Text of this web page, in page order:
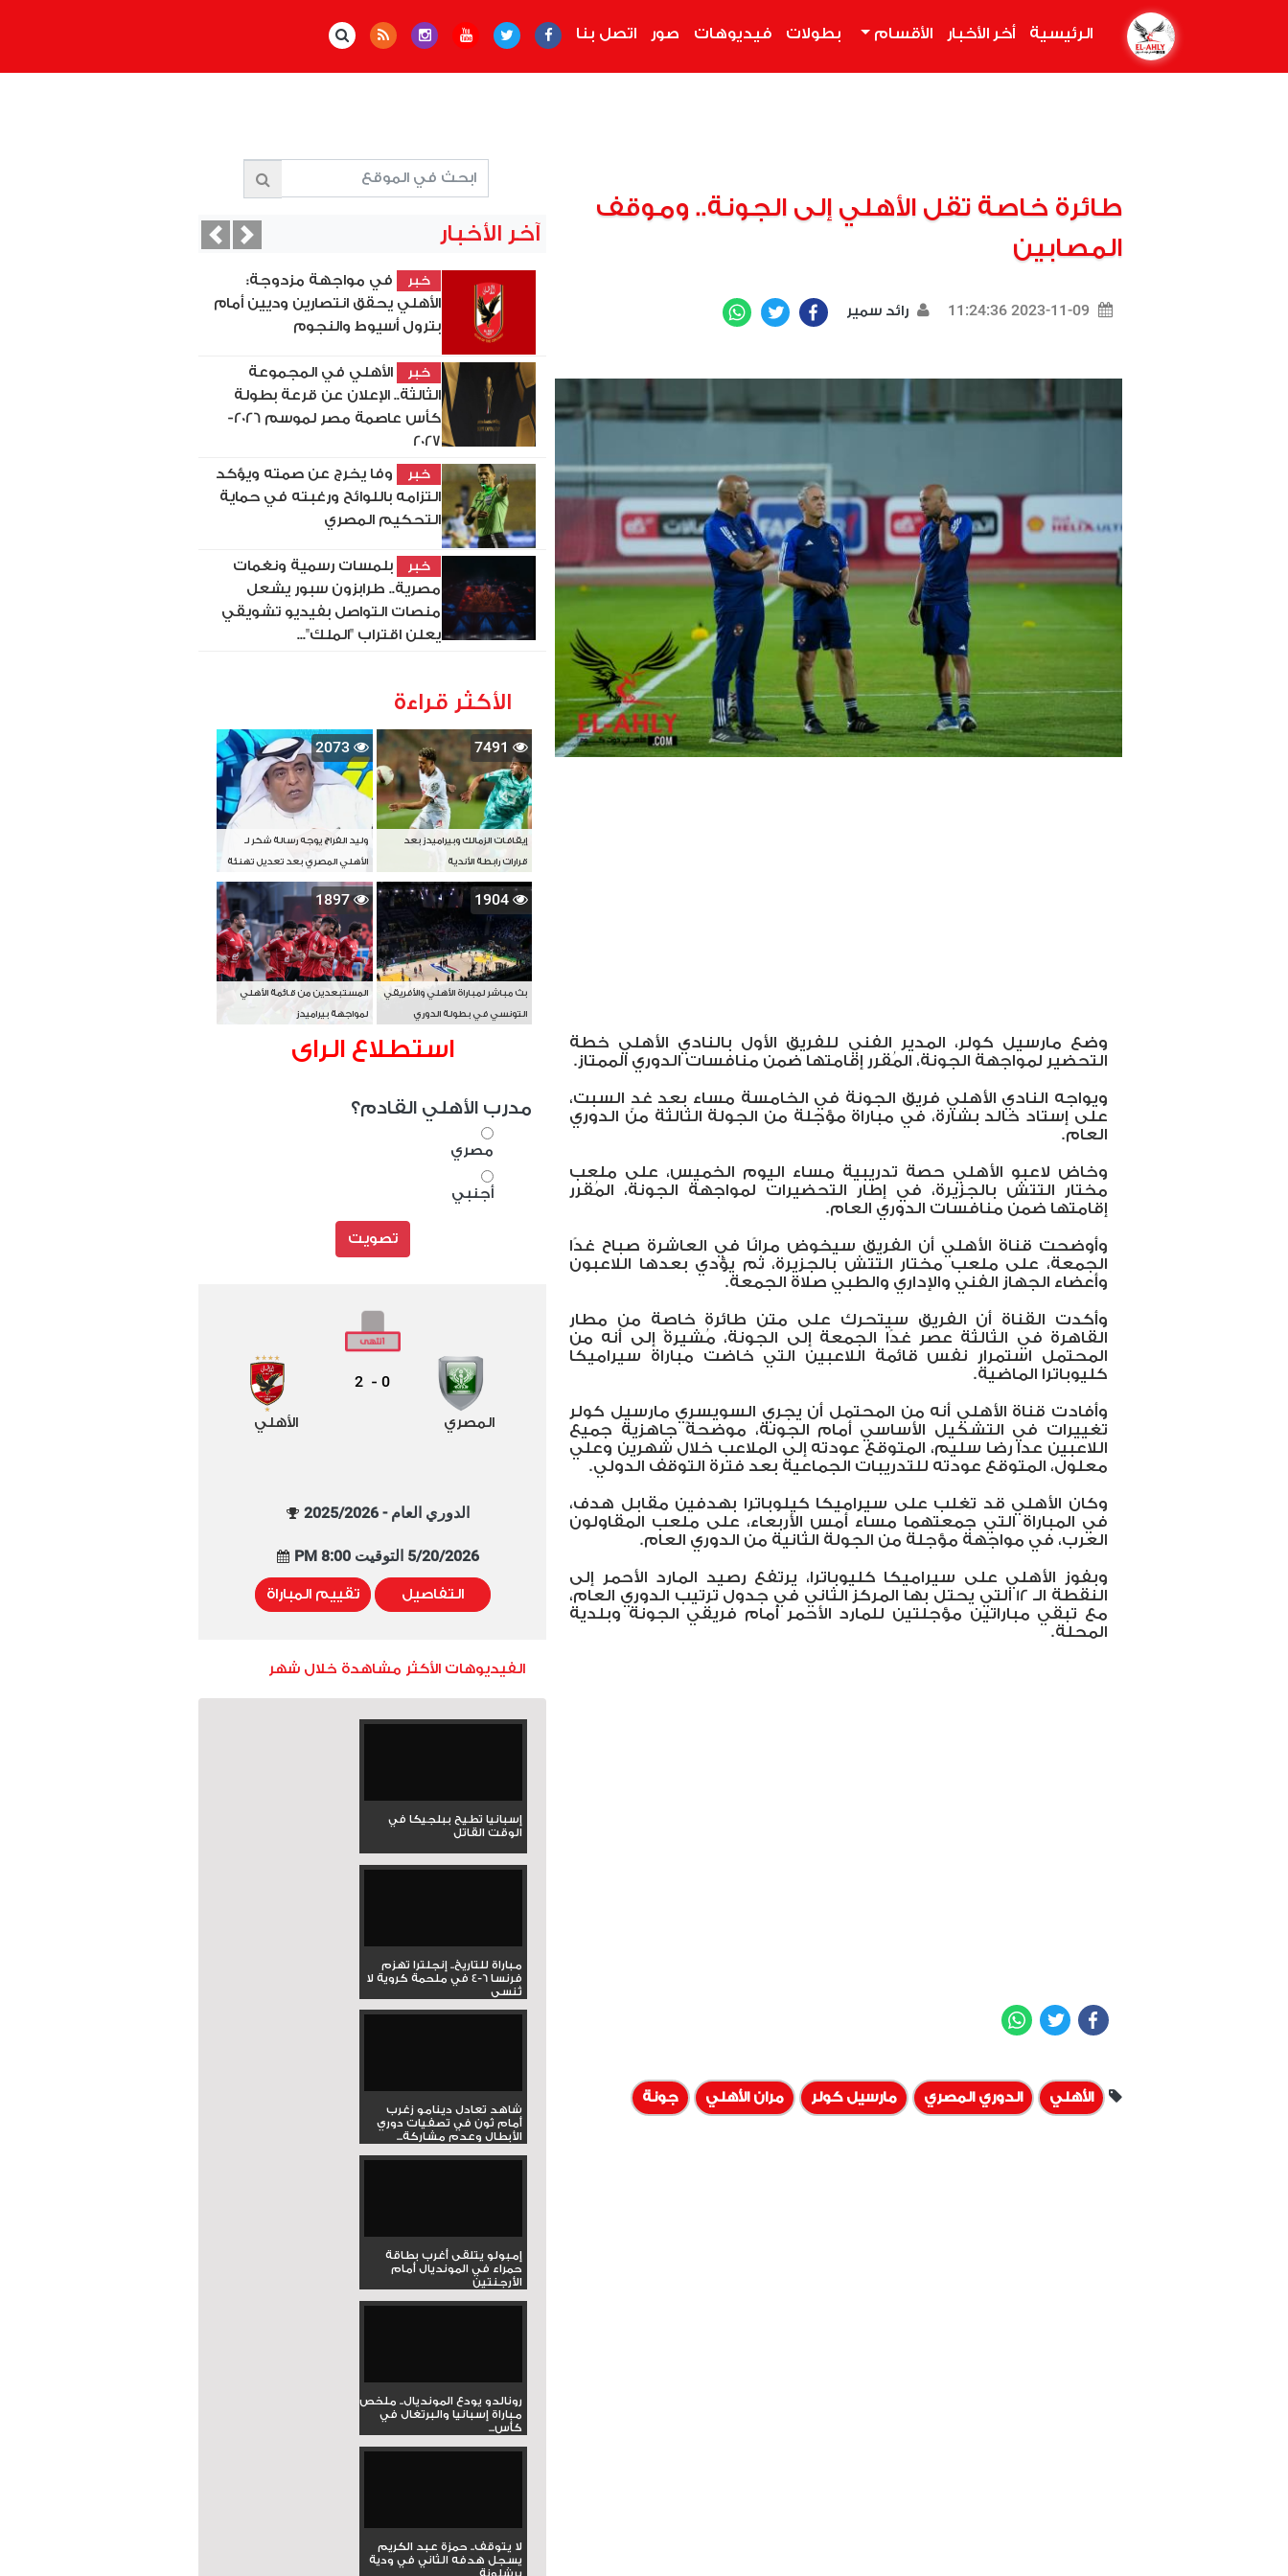
الرئيسية أخر الأخبار الأقسام بطولات فيديوهات صور اتصل بنا
طائرة خاصة تقل الأهلي إلى الجونة.. وموقف
المصابين
2023-11-09 11:24:36 رائد سمير Facebook
Twitter
وضع مارسيل كولر، المدير الفني للفريق الأول بالنادي الأهلي خطة
التحضير لمواجهة الجونة، المُقرر إقامتها ضمن منافسات الدوري الممتاز.
ويواجه النادي الأهلي فريق الجونة في الخامسة مساء بعد غدٍ السبت،
على إستاد خالد بشارة، في مباراة مؤجلة من الجولة الثالثة من الدوري
العام.
وخاض لاعبو الأهلي حصة تدريبية مساء اليوم الخميس، على ملعب
مختار التتش بالجزيرة، في إطار التحضيرات لمواجهة الجونة، المُقرر
إقامتها ضمن منافسات الدوري العام.
وأوضحت قناة الأهلي أن الفريق سيخوض مرانًا في العاشرة صباح غدًا
الجمعة، على ملعب مختار التتش بالجزيرة، ثم يؤدي بعدها اللاعبون
وأعضاء الجهاز الفني والإداري والطبي صلاة الجمعة.
وأكدت القناة أن الفريق سيتحرك على متن طائرة خاصة من مطار
القاهرة في الثالثة عصر غدًا الجمعة إلى الجونة، مُشيرةً إلى أنه من
المحتمل استمرار نفس قائمة اللاعبين التي خاضت مباراة سيراميكا
كليوباترا الماضية.
وأفادت قناة الأهلي أنه من المحتمل أن يجري السويسري مارسيل كولر
تغييرات في التشكيل الأساسي أمام الجونة، موضحةً جاهزية جميع
اللاعبين عدا رضا سليم، المتوقع عودته إلى الملاعب خلال شهرين وعلي
معلول، المتوقع عودته للتدريبات الجماعية بعد فترة التوقف الدولي.
وكان الأهلي قد تغلب على سيراميكا كيلوباترا بهدفين مقابل هدف،
في المباراة التي جمعتهما مساء أمس الأربعاء، على ملعب المقاولون
العرب، في مواجهة مؤجلة من الجولة الثانية من الدوري العام.
وبفوز الأهلي على سيراميكا كليوباترا، يرتفع رصيد المارد الأحمر إلى
النقطة الـ 12 التي يحتل بها المركز الثاني في جدول ترتيب الدوري العام،
مع تبقي مباراتين مؤجلتين للمارد الأحمر أمام فريقي الجونة وبلدية
المحلة.
Facebook
Twitter
الأهلي الدوري المصري مارسيل كولر مران الأهلي جونة
آخر الأخبار
خبر
في مواجهة مزدوجة:
الأهلي يحقق انتصارين وديين أمام
بترول أسيوط والنجوم
خبر
الأهلي في المجموعة
الثالثة.. الإعلان عن قرعة بطولة
كأس عاصمة مصر لموسم 2026-
2027
خبر
وفا يخرج عن صمته ويؤكد
التزامه باللوائح ورغبته في حماية
التحكيم المصري
خبر
بلمسات رسمية ونغمات
مصرية.. طرابزون سبور يشعل
منصات التواصل بفيديو تشويقي
يعلن اقتراب "الملك"...
PreviousNext
الأكثر قراءة
7491
إيقافات الزمالك وبيراميدز بعد
قرارات رابطة الأندية
2073
وليد الفراج يوجه رسالة شكر لـ
الأهلي المصري بعد تعديل تهنئة
بطل آسيا
1904
بث مباشر لمباراة الأهلي والأفريقي
التونسي في بطولة الدوري
1897
المستبعدين من قائمة الأهلي
لمواجهة بيراميدز
استطلاع الراى
مدرب الأهلي القادم؟
مصري
أجنبي
تصويت
المصري
0
-
2
الأهلي
الدوري العام - 2025/2026
5/20/2026 التوقيت 8:00 PM
التفاصيل تقييم المباراة
الفيديوهات الأكثر مشاهدة خلال شهر
إسبانيا تطيح ببلجيكا في
الوقت القاتل
مباراة للتاريخ.. إنجلترا تهزم
فرنسا 6-4 في ملحمة كروية لا
تُنسى
شاهد تعادل دينامو زغرب
أمام ثون في تصفيات دوري
الأبطال وعدم مشاركة...
إمبولو يتلقى أغرب بطاقة
حمراء في المونديال أمام
الأرجنتين
رونالدو يودع المونديال.. ملخص
مباراة إسبانيا والبرتغال في
كأس...
لا يتوقف.. حمزة عبد الكريم
يسجل هدفه الثاني في ودية
برشلونة